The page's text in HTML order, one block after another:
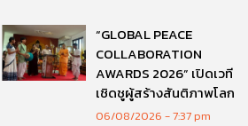
“GLOBAL PEACE
COLLABORATION
AWARDS 2026” เปิดเวที
เชิดชูผู้สร้างสันติภาพโลก
06/08/2026 7:37 pm